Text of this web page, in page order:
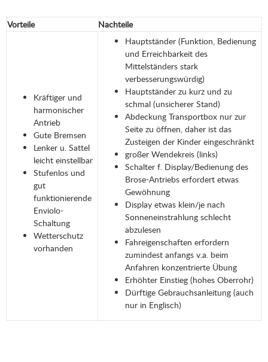
Vorteile Nachteile
Kräftiger und
harmonischer
Antrieb
Gute Bremsen
Lenker u. Sattel
leicht einstellbar
Stufenlos und
gut
funktionierende
Enviolo-
Schaltung
Wetterschutz
vorhanden
Hauptständer (Funktion, Bedienung
und Erreichbarkeit des
Mittelständers stark
verbesserungswürdig)
Hauptständer zu kurz und zu
schmal (unsicherer Stand)
Abdeckung Transportbox nur zur
Seite zu öffnen, daher ist das
Zusteigen der Kinder eingeschränkt
großer Wendekreis (links)
Schalter f. Display/Bedienung des
Brose-Antriebs erfordert etwas
Gewöhnung
Display etwas klein/je nach
Sonneneinstrahlung schlecht
abzulesen
Fahreigenschaften erfordern
zumindest anfangs v.a. beim
Anfahren konzentrierte Übung
Erhöhter Einstieg (hohes Oberrohr)
Dürftige Gebrauchsanleitung (auch
nur in Englisch)